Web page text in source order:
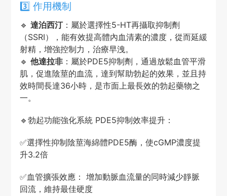
3️⃣ 作用機制
🔹 達泊西汀：屬於選擇性5-HT再攝取抑制劑
（SSRI），能有效提高體內血清素的濃度，從而延緩
射精，增強控制力，治療早洩。
🔹 他達拉非：屬於PDE5抑制劑，通過放鬆血管平滑
肌，促進陰莖的血流，達到幫助勃起的效果，並且持
效時間長達36小時，是市面上最長效的勃起藥物之
一。
🔹勃起功能強化系統 PDE5抑制效率提升：
✅選擇性抑制陰莖海綿體PDE5酶，使cGMP濃度提
升3.2倍
✅血管擴張效應： 增加動脈血流量的同時減少靜脈
回流，維持最佳硬度